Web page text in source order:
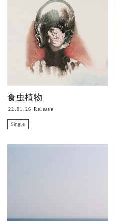
食虫植物
22.01.26 Release
Single